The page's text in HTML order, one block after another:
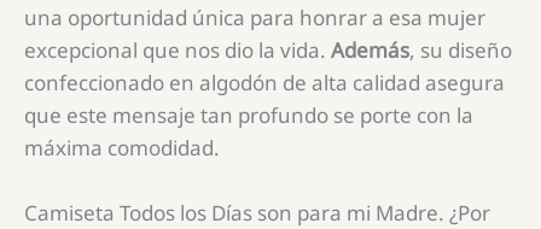
una oportunidad única para honrar a esa mujer
excepcional que nos dio la vida. Además, su diseño
confeccionado en algodón de alta calidad asegura
que este mensaje tan profundo se porte con la
máxima comodidad.
Camiseta Todos los Días son para mi Madre. ¿Por